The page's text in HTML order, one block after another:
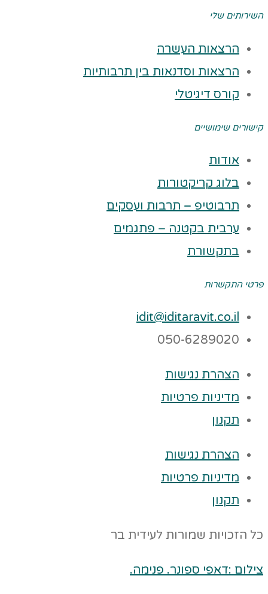
השירותים שלי
הרצאות העשרה
הרצאות וסדנאות בין תרבותיות
קורס דיגיטלי
קישורים שימושיים
אודות
בלוג קריקטורות
תרבוטיפ – תרבות ועסקים
ערבית בקטנה – פתגמים
בתקשורת
פרטי התקשרות
idit@iditaravit.co.il
050-6289020
הצהרת נגישות
מדיניות פרטיות
תקנון
הצהרת נגישות
מדיניות פרטיות
תקנון
כל הזכויות שמורות לעידית בר
צילום :דאפי ספונר. פנימה.